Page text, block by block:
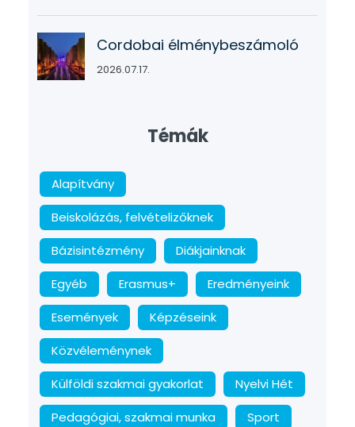
Cordobai élménybeszámoló
2026.07.17.
Témák
Alapítvány
Beiskolázás, felvételizőknek
Bázisintézmény
Diákjainknak
Egyéb
Erasmus+
Eredményeink
Események
Képzéseink
Közvéleménynek
Külföldi szakmai gyakorlat
Nyelvi Hét
Pedagógiai, szakmai munka
Sport